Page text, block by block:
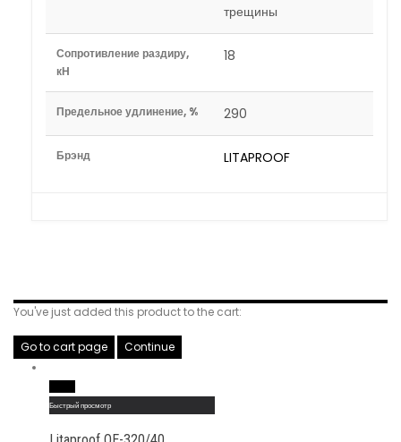
трещины
Сопротивление раздиру,
кН
18
Предельное удлинение, % 290
Брэнд LITAPROOF
You've just added this product to the cart:
Go to cart page Continue
Быстрый просмотр